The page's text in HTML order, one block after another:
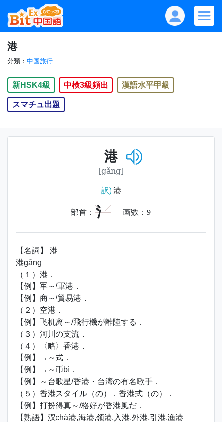
港
分類： 中国旅行
新HSK4級 中検3級頻出 漢語水平甲級
スマチュ出題
港
[gǎng]
訳)港
部首： 氵 画数： 9
【名詞】 港
港gǎng
（１）港．
【例】军～/軍港．
【例】商～/貿易港．
（２）空港．
【例】飞机离～/飛行機が離陸する．
（３）河川の支流．
（４）〈略〉香港．
【例】→～式．
【例】→～币bì．
【例】～台歌星/香港・台湾の有名歌手．
（５）香港スタイル（の）．香港式（の）．
【例】打扮得真～/格好が香港風だ．
【熟語】汊chà港,海港,领港,入港,外港,引港,渔港